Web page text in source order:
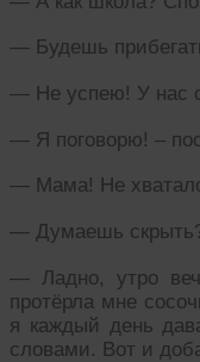
— Будешь
— Не успею! У нас
— Я поговорю! –
— Мама! Не
— Думаешь
— Ладно, утро
протёрла мне
я каждый день
словами. Вот и